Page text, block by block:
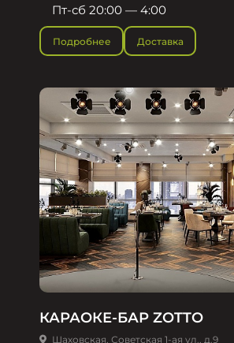
Пт-сб 20:00 — 4:00
Подробнее Доставка
КАРАОКЕ-БАР ZOTTO
Шаховская, Советская 1-ая ул., д.9